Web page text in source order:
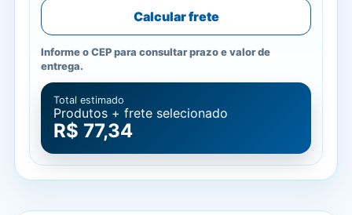
Calcular frete
Informe o CEP para consultar prazo e valor de
entrega.
Total estimado
Produtos + frete selecionado
R$ 77,34